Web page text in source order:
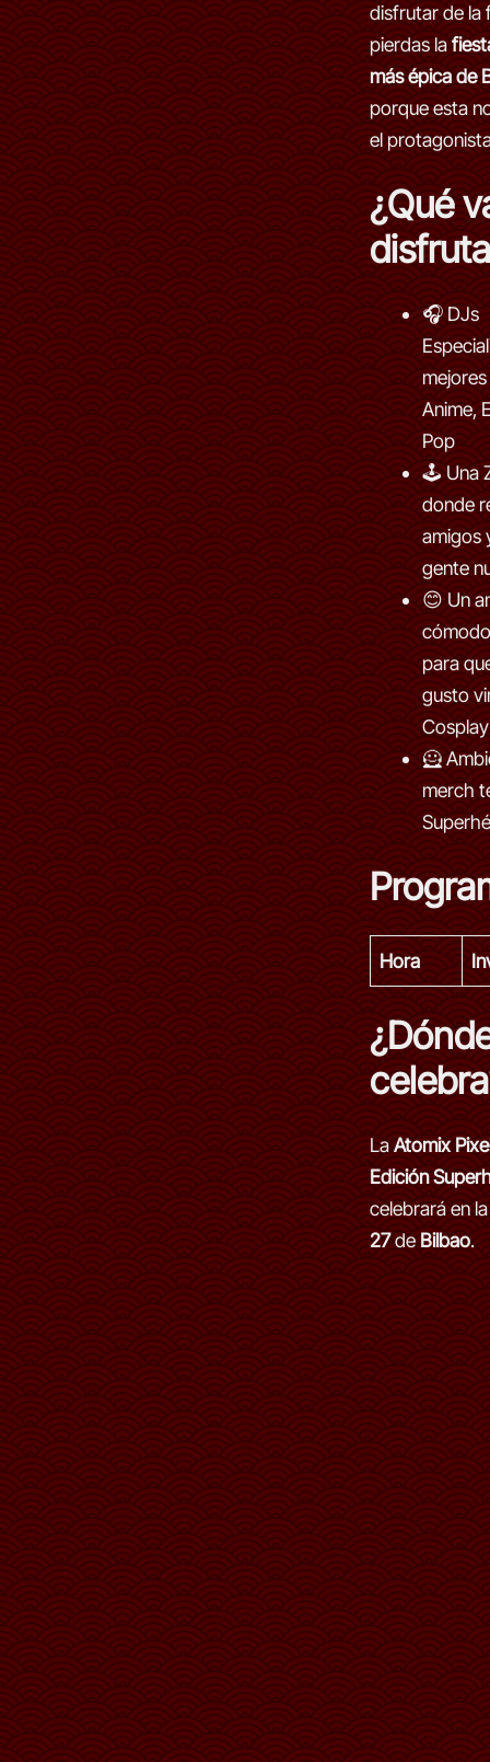
disfrutar de la
pierdas la
más épica de
porque esta
el
¿Qué
🎧 DJs
Anime,
Pop
🕹 Una
donde
amigos
gente
😊 Un
para
gusto
Cosplay
🦸
merch
Hora
LaAtomix
Edición
celebrará en
27de Bilbao.